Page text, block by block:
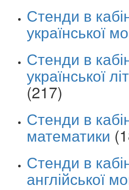
Стенди в
української
Стенди в
української
(217)
Стенди в
математики
Стенди в
англійської